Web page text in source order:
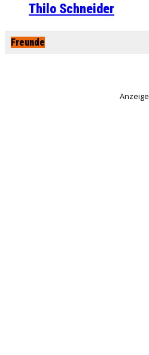
Thilo Schneider
Freunde
Anzeige